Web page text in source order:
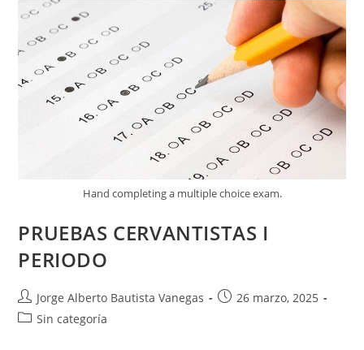
Hand completing a multiple choice exam.
PRUEBAS CERVANTISTAS I
PERIODO
Jorge Alberto Bautista Vanegas
26 marzo, 2025
Sin categoría